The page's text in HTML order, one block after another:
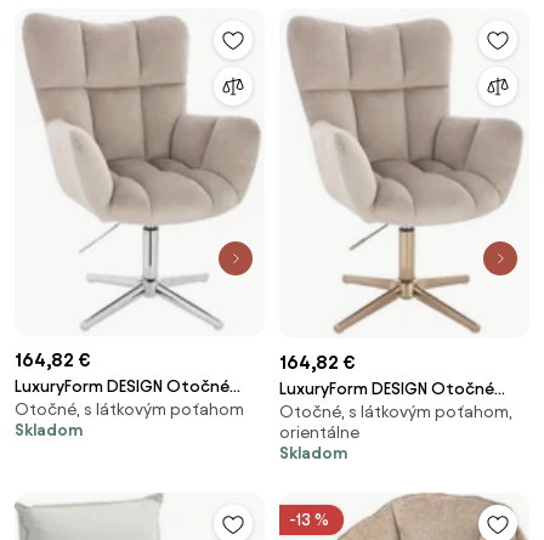
164,82 €
LuxuryForm DESIGN Otočné
kreslo AURORA VELUR na
striebornom kríži - latte
Otočné, s látkovým poťahom
Skladom
164,82 €
LuxuryForm DESIGN Otočné
kreslo AURORA VELUR na zlatom
kríži - latte
Otočné, s látkovým poťahom,
orientálne
Skladom
-13 %